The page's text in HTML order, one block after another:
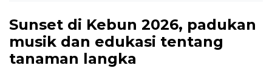
Sunset di Kebun 2026, padukan
musik dan edukasi tentang
tanaman langka